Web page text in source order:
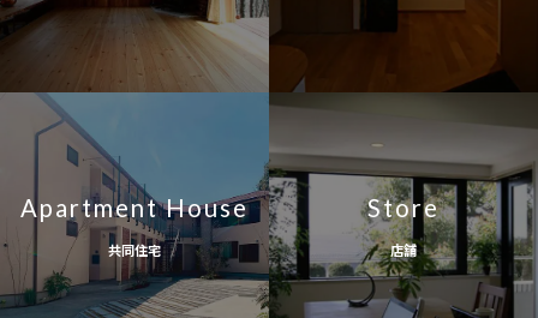
Apartment House
共同住宅
Store
店舗